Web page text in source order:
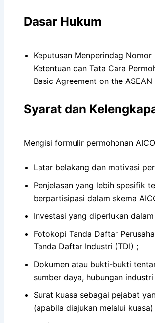
Dasar Hukum
Keputusan Menperindag
Ketentuan dan Tata Cara
Basic Agreement on the
Syarat dan
Mengisi formulir permohonan
Latar belakang dan motivasi
Penjelasan yang lebih spesifik
berpartisipasi dalam skema
Investasi yang diperlukan
Fotokopi Tanda Daftar
Tanda Daftar Industri (TDI) ;
Dokumen atau bukti-bukti
sumber daya, hubungan
Surat kuasa sebagai pejabat
(apabila diajukan melalui kuasa)